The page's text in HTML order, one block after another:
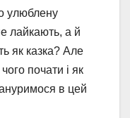
улюблену
лайкають, а й
як казка? Але
почати і як
в цей